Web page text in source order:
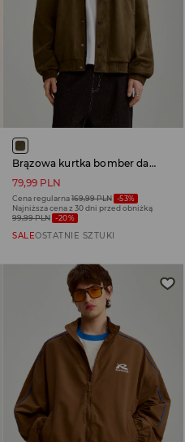
Brązowa kurtka bomber dad fit z imitacj zamszu
79,99 PLN
Cena regularna169,99 PLN -53%
Najniższa cena z 30 dni przed obniżką
99,99 PLN -20%
SALEOSTATNIE SZTUKI